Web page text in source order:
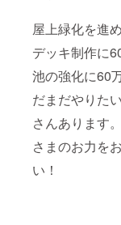
屋上緑化を進
デッキ制作に
池の強化に60
だまだやりた
さんあります
さまのお力を
い！